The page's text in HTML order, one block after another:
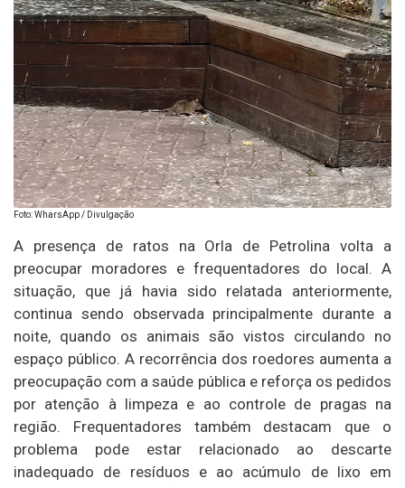
Foto: WharsApp / Divulgação
A presença de ratos na Orla de Petrolina volta a
preocupar moradores e frequentadores do local. A
situação, que já havia sido relatada anteriormente,
continua sendo observada principalmente durante a
noite, quando os animais são vistos circulando no
espaço público. A recorrência dos roedores aumenta a
preocupação com a saúde pública e reforça os pedidos
por atenção à limpeza e ao controle de pragas na
região. Frequentadores também destacam que o
problema pode estar relacionado ao descarte
inadequado de resíduos e ao acúmulo de lixo em